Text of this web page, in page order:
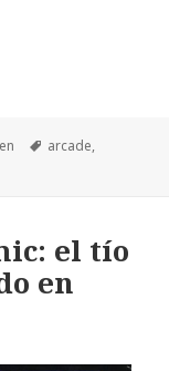
de Gaelco
Etiquetas
arcade,
el tío
en